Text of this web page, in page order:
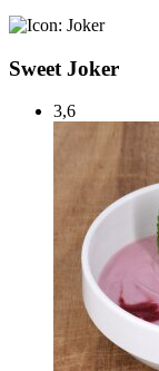
Sweet Joker
3,6